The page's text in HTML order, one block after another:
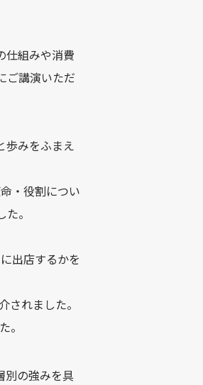
仕組みや消費
ご講演いただ
歩みをふまえ
・役割につい
。
出店するかを
れました。
。
別の強みを具